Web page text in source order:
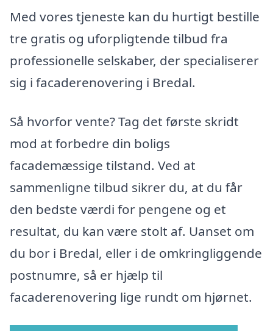
Med vores tjeneste kan du hurtigt bestille
tre gratis og uforpligtende tilbud fra
professionelle selskaber, der specialiserer
sig i facaderenovering i Bredal.
Så hvorfor vente? Tag det første skridt
mod at forbedre din boligs
facademæssige tilstand. Ved at
sammenligne tilbud sikrer du, at du får
den bedste værdi for pengene og et
resultat, du kan være stolt af. Uanset om
du bor i Bredal, eller i de omkringliggende
postnumre, så er hjælp til
facaderenovering lige rundt om hjørnet.